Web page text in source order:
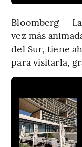
Bloomberg —
vez más
del Sur, tiene
para visitarla,